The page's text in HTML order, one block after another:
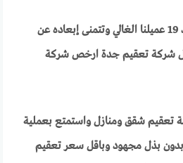
ان كنت تخشى فيروس كوفيد 19 عميلنا الغالي وتتمنى إبعاده عن
شركة تعقيم جدة ارخص شركة
تعقيم شقق ومنازل واستمتع بعملية
بذل مجهود وباقل سعر تعقيم